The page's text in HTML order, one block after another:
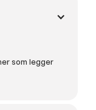
som legger